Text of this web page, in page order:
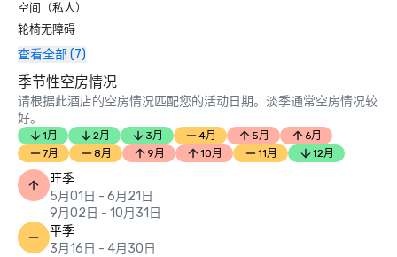
空间（私人）
轮椅无障碍
查看全部 (7)
季节性空房情况
请根据此酒店的空房情况匹配您的活动日期。淡季通常空房情况较
好。
1月 2月 3月 4月 5月
6月
7月
8月 9月 10月 11月 12月
旺季
5月01日 - 6月21日
9月02日 - 10月31日
平季
3月16日 - 4月30日